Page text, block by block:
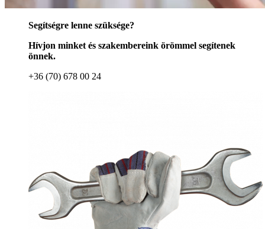
Segítségre lenne szüksége?
Hívjon minket és szakembereink örömmel segítenek
önnek.
+36 (70) 678 00 24